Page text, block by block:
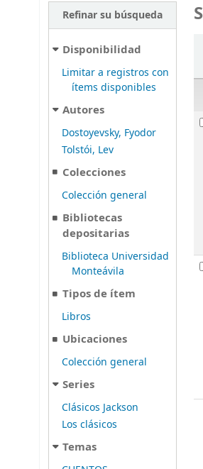
Refinar su búsqueda
Disponibilidad
Limitar a registros con
ítems disponibles
Autores
Dostoyevsky, Fyodor
Tolstói, Lev
Colecciones
Colección general
Bibliotecas
depositarias
Biblioteca Universidad
Monteávila
Tipos de ítem
Libros
Ubicaciones
Colección general
Series
Clásicos Jackson
Los clásicos
Temas